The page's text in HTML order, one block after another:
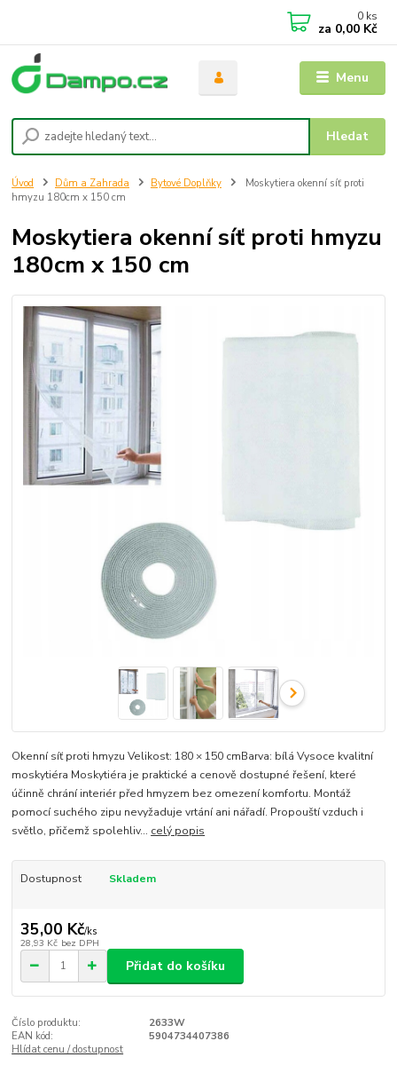
Menu
Hledat
0 ks
za 0,00 Kč
Úvod Dům a Zahrada Bytové Doplňky
Moskytiera okenní síť proti
hmyzu 180cm x 150 cm
Moskytiera okenní síť proti hmyzu
180cm x 150 cm
Okenní síť proti hmyzu Velikost: 180 × 150 cmBarva: bílá Vysoce kvalitní
moskytiéra Moskytiéra je praktické a cenově dostupné řešení, které
účinně chrání interiér před hmyzem bez omezení komfortu. Montáž
pomocí suchého zipu nevyžaduje vrtání ani nářadí. Propouští vzduch i
světlo, přičemž spolehliv... celý popis
Dostupnost Skladem
35,00 Kč/ks
28,93 Kč bez DPH
Přidat do košíku
Číslo produktu:
2633W
EAN kód:
5904734407386
Hlídat cenu / dostupnost